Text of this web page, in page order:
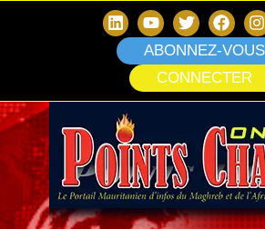
ABONNEZ-VOUS
CONNECTER